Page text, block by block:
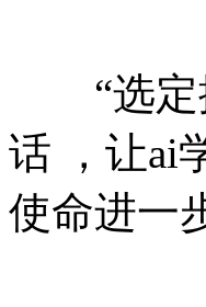
“选定探
话 ，
使命进一